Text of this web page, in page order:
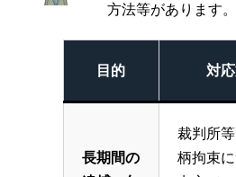
方法等があります。
目的 対
長期間の
裁判所
柄拘束